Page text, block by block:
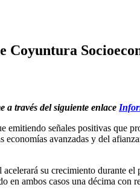
Coyuntura
a través del siguiente enlace
emitiendo señales positivas que
economías avanzadas y del
su crecimiento durante
en ambos casos una décima con